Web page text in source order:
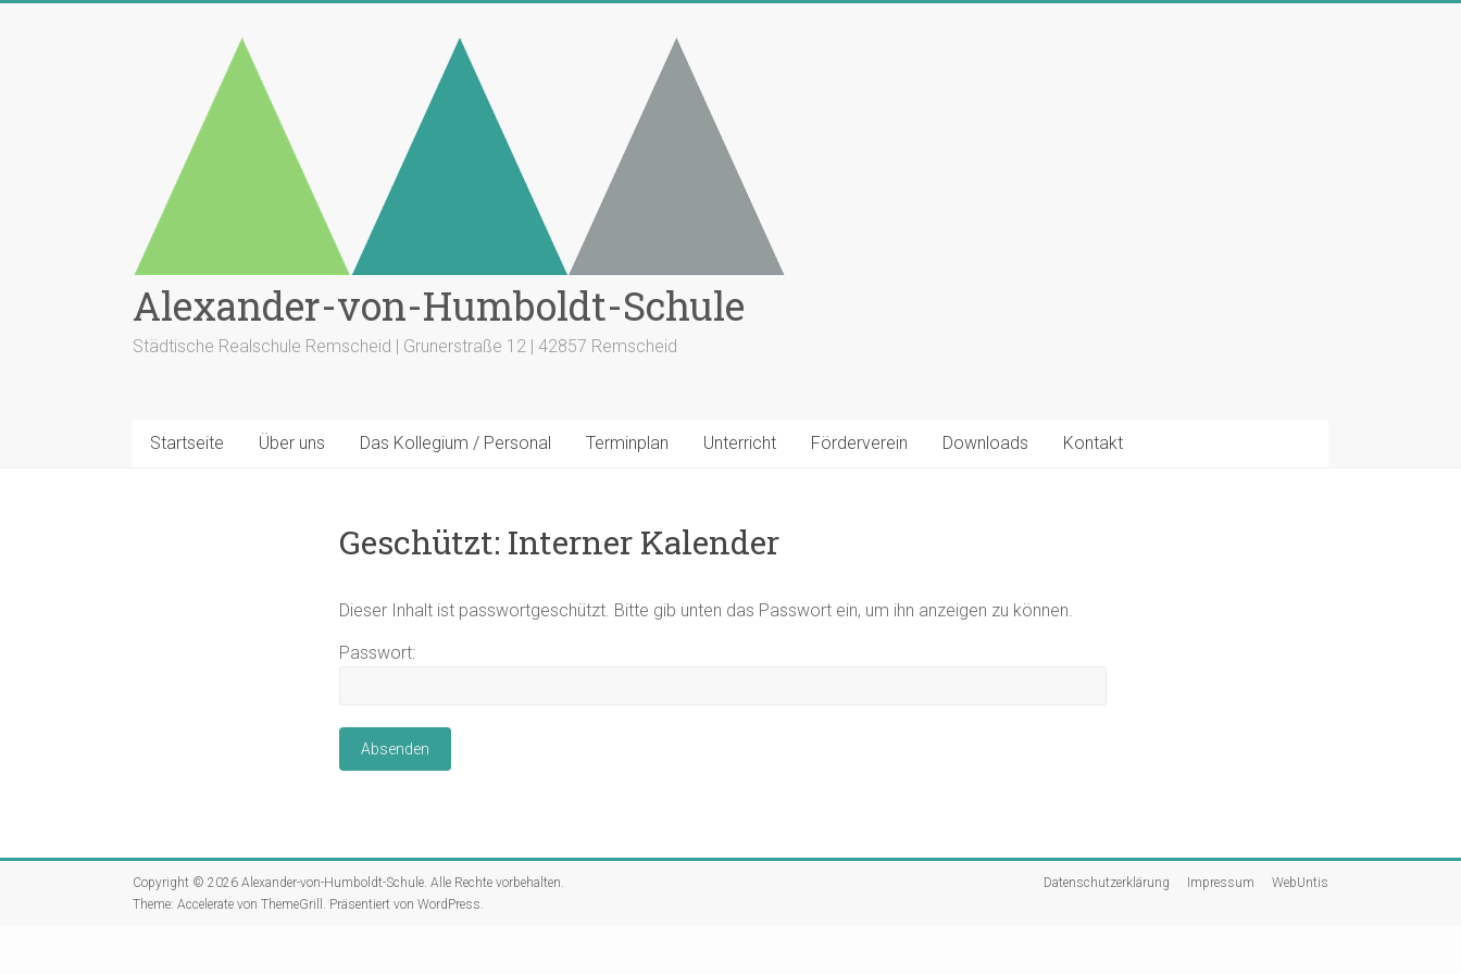
Alexander-von-Humboldt-Schule
Städtische Realschule Remscheid | Grunerstraße 12 | 42857 Remscheid
Startseite Über uns Das Kollegium / Personal Terminplan Unterricht Förderverein Downloads Kontakt
Geschützt: Interner Kalender
Dieser Inhalt ist passwortgeschützt. Bitte gib unten das Passwort ein, um ihn anzeigen zu können.
Passwort:
Copyright © 2026 Alexander-von-Humboldt-Schule. Alle Rechte vorbehalten.
Theme: Accelerate von ThemeGrill. Präsentiert von WordPress.
Datenschutzerklärung Impressum WebUntis